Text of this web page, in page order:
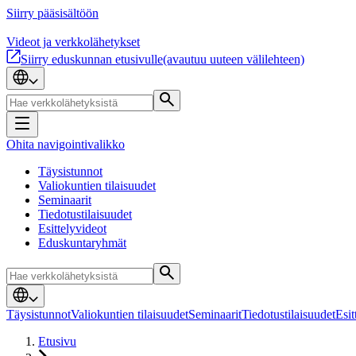
Siirry pääsisältöön
Videot ja verkkolähetykset
Siirry eduskunnan etusivulle(avautuu uuteen välilehteen)
Ohita navigointivalikko
Täysistunnot
Valiokuntien tilaisuudet
Seminaarit
Tiedotustilaisuudet
Esittelyvideot
Eduskuntaryhmät
TäysistunnotValiokuntien tilaisuudetSeminaaritTiedotustilaisuudet
Etusivu